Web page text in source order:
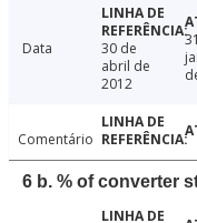
Data
30 de
abril de
2012
Comentário
6 b. % of converter